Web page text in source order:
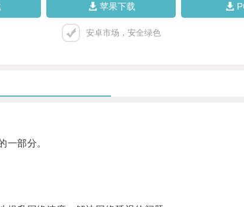
苹果下载
安卓市场，安全绿色
部分。